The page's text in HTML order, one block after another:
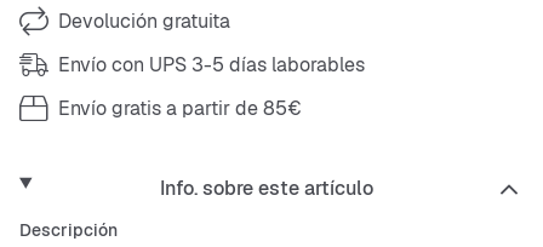
Devolución gratuita
Envío con UPS 3-5 días laborables
Envío gratis a partir de 85€
Info. sobre este artículo
Descripción